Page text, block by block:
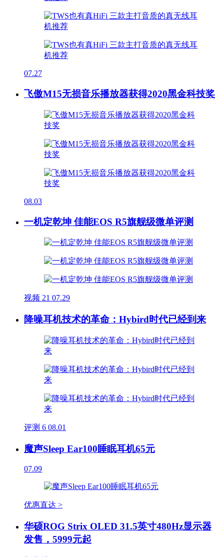
07.27
飞傲M15无损音乐播放器获得2020黑金科技奖
08.03
一机定乾坤 佳能EOS R5旗舰级微单评测
视频 21 07.29
降噪耳机技术的革命：Hybird时代已经到来
评测 6 08.01
魔声Sleep Ear100睡眠耳机65元
07.09
优惠直达 >
华硕ROG Strix OLED 31.5英寸480Hz显示器
发售，5999元起